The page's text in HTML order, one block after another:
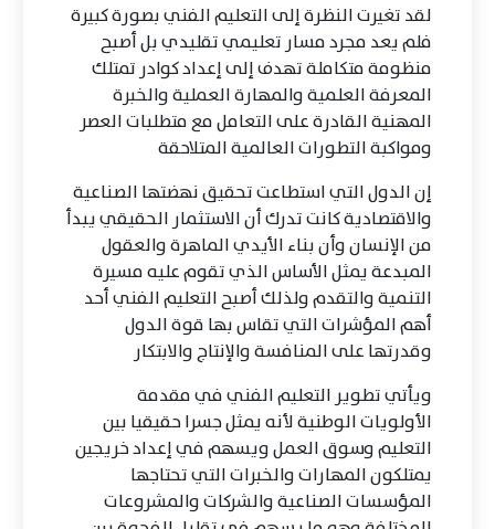
لقد تغيرت النظرة إلى التعليم الفني بصورة كبيرة
فلم يعد مجرد مسار تعليمي تقليدي بل أصبح
منظومة متكاملة تهدف إلى إعداد كوادر تمتلك
المعرفة العلمية والمهارة العملية والخبرة
المهنية القادرة على التعامل مع متطلبات العصر
ومواكبة التطورات العالمية المتلاحقة
إن الدول التي استطاعت تحقيق نهضتها الصناعية
والاقتصادية كانت تدرك أن الاستثمار الحقيقي يبدأ
من الإنسان وأن بناء الأيدي الماهرة والعقول
المبدعة يمثل الأساس الذي تقوم عليه مسيرة
التنمية والتقدم ولذلك أصبح التعليم الفني أحد
أهم المؤشرات التي تقاس بها قوة الدول
وقدرتها على المنافسة والإنتاج والابتكار
ويأتي تطوير التعليم الفني في مقدمة
الأولويات الوطنية لأنه يمثل جسرا حقيقيا بين
التعليم وسوق العمل ويسهم في إعداد خريجين
يمتلكون المهارات والخبرات التي تحتاجها
المؤسسات الصناعية والشركات والمشروعات